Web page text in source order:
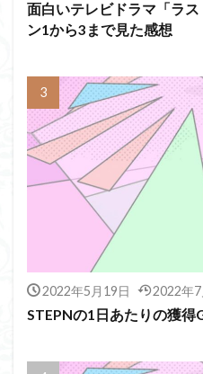
面白いテレビドラマ「ラ
ン1から3まで見た感想
2022年5月19日 2022年
STEPNの1日あたりの獲得